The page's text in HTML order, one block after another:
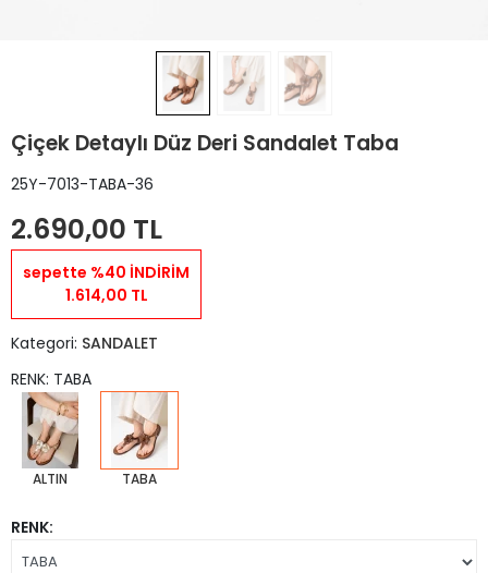
Çiçek Detaylı Düz Deri Sandalet Taba
25Y-7013-TABA-36
2.690,00 TL
sepette %40 İNDİRİM
1.614,00 TL
Kategori: SANDALET
RENK: TABA
ALTIN TABA
RENK: